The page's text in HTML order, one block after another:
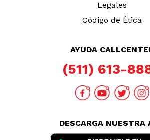
Legales
Código de Ética
AYUDA
(511) 613-
DESCARGA NUESTRA